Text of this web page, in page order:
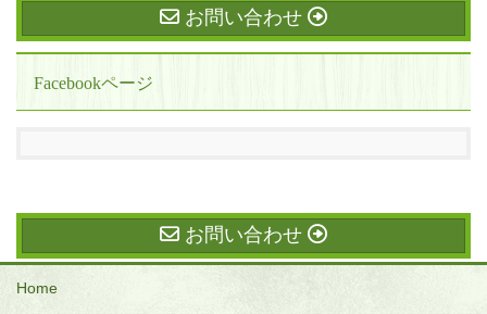
お問い合わせ
Facebookページ
お問い合わせ
Home